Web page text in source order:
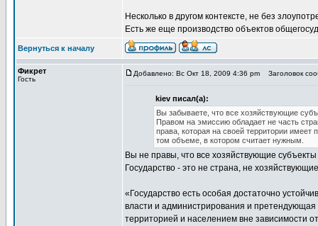
Несколько в другом контексте, не без
Есть же еще производство объектов
Вернуться к началу
Фикрет
Гость
Добавлено: Вс Окт 18, 2009 4:36 pm Заголовок
kiev писал(а):
Вы забываете, что все хозяйствующие
Правом на эмиссию обладает не часть
права, которая на своей территории
том объеме, в котором считает нужным.
Вы не правы, что все хозяйствующие
Государство - это не страна, не
«Государство есть особая достаточно
власти и администрирования и
территорией и населением вне зависимости